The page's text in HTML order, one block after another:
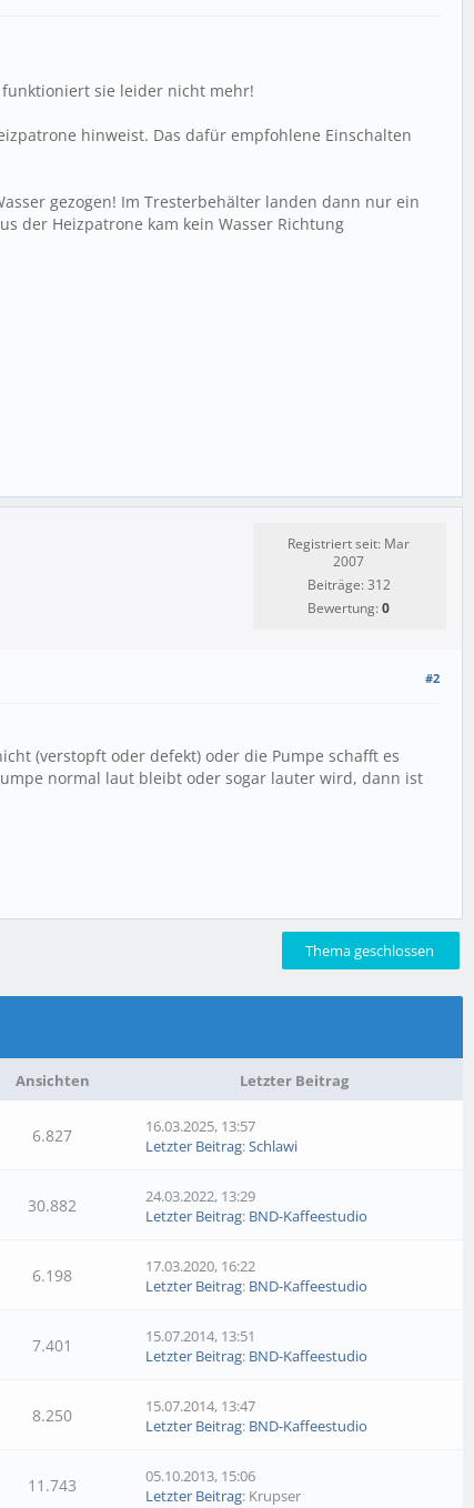
sie leider nicht mehr!
hinweist. Das dafür empfohlene Einschalten
gezogen! Im Tresterbehälter landen dann nur ein
der Heizpatrone kam kein Wasser Richtung
Registriert seit: Mar
2007
Beiträge: 312
Bewertung: 0
#2
(verstopft oder defekt) oder die Pumpe schafft es
normal laut bleibt oder sogar lauter wird, dann ist
Thema geschlossen
Ansichten Letzter Beitrag
6.827
16.03.2025, 13:57
Letzter Beitrag:Schlawi
30.882
24.03.2022, 13:29
Letzter Beitrag: BND-Kaffeestudio
6.198
17.03.2020, 16:22
Letzter Beitrag: BND-Kaffeestudio
7.401
15.07.2014, 13:51
Letzter Beitrag: BND-Kaffeestudio
8.250
15.07.2014, 13:47
Letzter Beitrag: BND-Kaffeestudio
11.743
05.10.2013, 15:06
Letzter Beitrag: Krupser